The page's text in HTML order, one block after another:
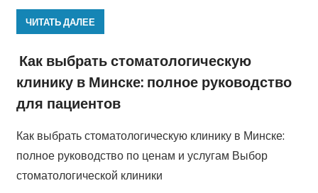
ЧИТАТЬ ДАЛЕЕ
Как выбрать стоматологическую
клинику в Минске: полное руководство
для пациентов
Как выбрать стоматологическую клинику в Минске:
полное руководство по ценам и услугам Выбор
стоматологической клиники